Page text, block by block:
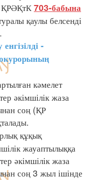
ҚРӘҚтК703-бабына
қаулы белсенді
-
кәмелет
әкімшілік жаза
соң (ҚР
құқық
жауаптылыққа
әкімшілік жаза
соң 3 жыл ішінде